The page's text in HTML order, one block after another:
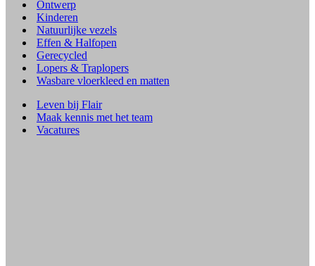
Ontwerp
Kinderen
Natuurlijke vezels
Effen & Halfopen
Gerecycled
Lopers & Traplopers
Wasbare vloerkleed en matten
Leven bij Flair
Maak kennis met het team
Vacatures